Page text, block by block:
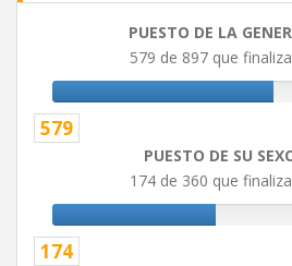
PUESTO DE LA
579 de 897 que
579
PUESTO DE SU
174 de 360 que
174